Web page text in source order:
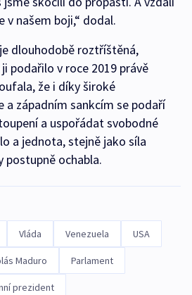
našem boji,“ dodal.
dlouhodobě roztříštěná,
podařilo v roce 2019 právě
že i díky široké
západním sankcím se podaří
a uspořádat svobodné
a jednota, stejně jako síla
ochabla.
Vláda Venezuela USA
Maduro Parlament
prezident